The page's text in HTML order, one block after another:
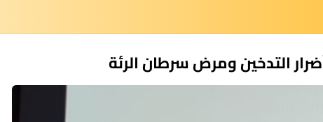
التدخين ومرض سرطان الرئة